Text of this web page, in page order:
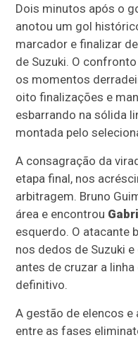
Dois minutos após o
anotou um gol
marcador e finalizar
de Suzuki. O
os momentos
oito finalizações e
esbarrando na sólida
montada pelo
A consagração da
etapa final, nos
arbitragem. Bruno
área e encontrou
esquerdo. O atacante
nos dedos de Suzuki
antes de cruzar a
definitivo.
A gestão de elencos
entre as fases